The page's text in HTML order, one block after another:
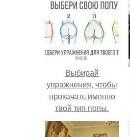
Выбирай
упражнения, чтобы
прокачать именно
твой тип попы.